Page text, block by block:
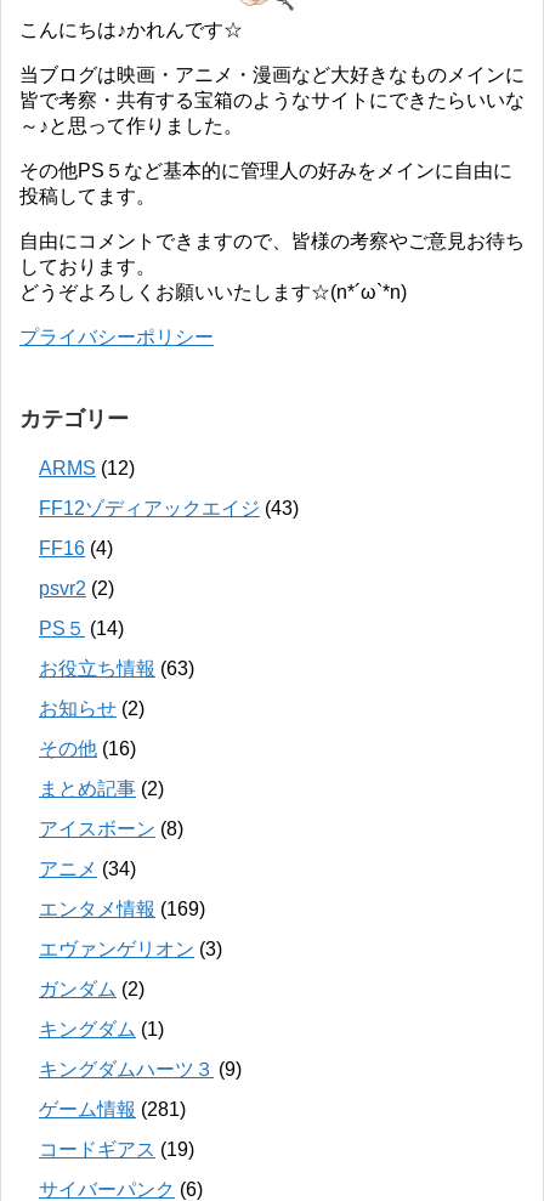
こんにちは♪かれんです☆
当ブログは映画・アニメ・漫画など大好きなものメインに
皆で考察・共有する宝箱のようなサイトにできたらいいな
～♪と思って作りました。
その他PS５など基本的に管理人の好みをメインに自由に
投稿してます。
自由にコメントできますので、皆様の考察やご意見お待ち
しております。
どうぞよろしくお願いいたします☆(n*´ω`*n)
プライバシーポリシー
カテゴリー
ARMS (12)
FF12ゾディアックエイジ (43)
FF16 (4)
psvr2 (2)
PS５ (14)
お役立ち情報 (63)
お知らせ (2)
その他 (16)
まとめ記事 (2)
アイスボーン (8)
アニメ (34)
エンタメ情報 (169)
エヴァンゲリオン (3)
ガンダム (2)
キングダム (1)
キングダムハーツ３ (9)
ゲーム情報 (281)
コードギアス (19)
サイバーパンク (6)